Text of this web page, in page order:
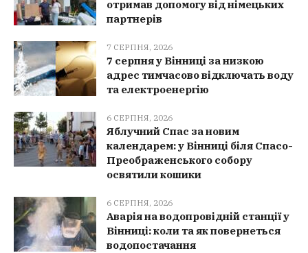
отримав допомогу від німецьких
партнерів
7 СЕРПНЯ, 2026
7 серпня у Вінниці за низкою
адрес тимчасово відключать воду
та електроенергію
6 СЕРПНЯ, 2026
Яблучний Спас за новим
календарем: у Вінниці біля Спасо-
Преображенського собору
освятили кошики
6 СЕРПНЯ, 2026
Аварія на водопровідній станції у
Вінниці: коли та як повернеться
водопостачання